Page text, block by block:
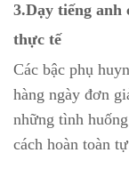
3.Dạy tiếng anh
thực tế
Các bậc phụ
hàng ngày đơn
những tình
cách hoàn toàn